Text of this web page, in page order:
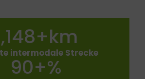
+km
intermodale Strecke
90+%